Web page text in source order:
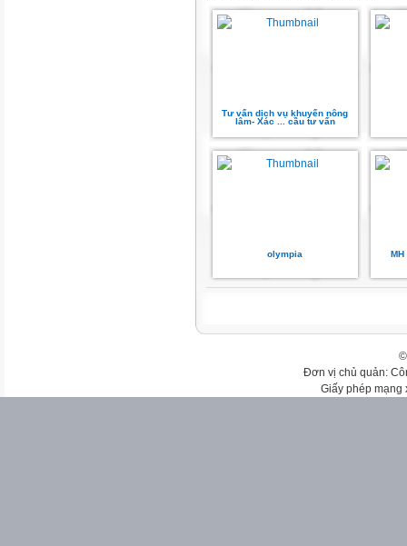
Tư vấn dịch vụ khuyến nông
lâm- Xác ... cầu tư vấn
olympia
Đơn vị chủ quản:
Giấy phép mạng